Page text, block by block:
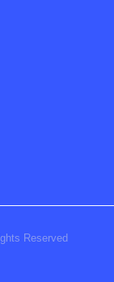
Reserved